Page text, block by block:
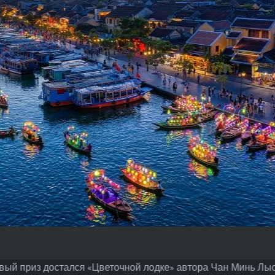
приз достался «Цветочной лодке» автора Чан Минь